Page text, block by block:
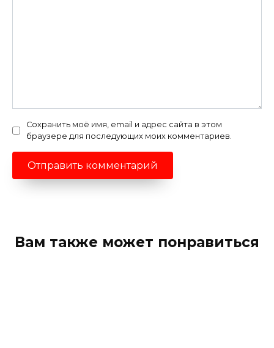
Сохранить моё имя, email и адрес сайта в этом
браузере для последующих моих комментариев.
Вам также может понравиться